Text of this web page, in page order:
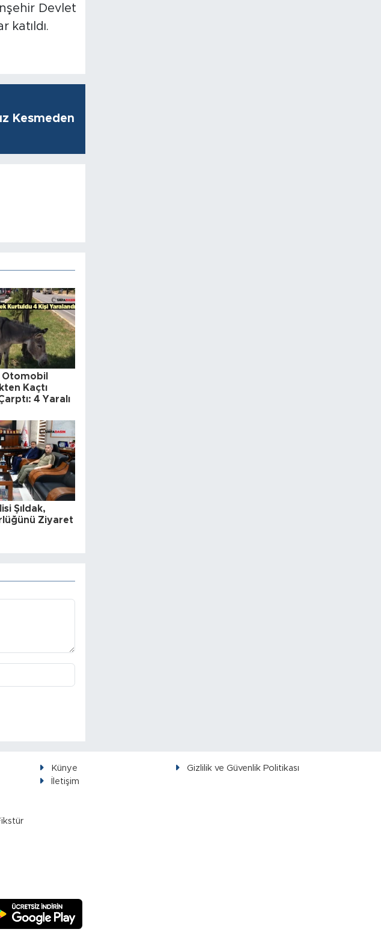
Devlet
katıldı.
Kesmeden
Otomobil
Kaçtı
4 Yaralı
Şıldak,
Ziyaret
Künye
Gizlilik ve Güvenlik Politikası
İletişim